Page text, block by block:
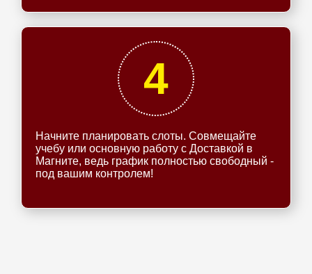
4
Начните планировать слоты. Совмещайте
учебу или основную работу с Доставкой в
Магните, ведь график полностью свободный -
под вашим контролем!